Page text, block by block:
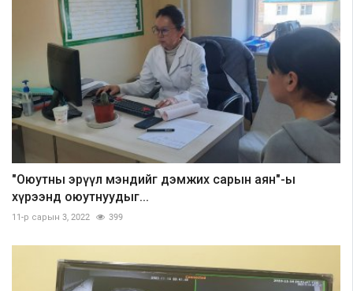
"Оюутны эрүүл мэндийг дэмжих сарын аян"-ы
хүрээнд оюутнуудыг...
11-р сарын 3, 2022 399